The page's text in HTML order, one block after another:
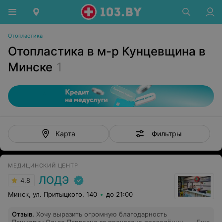
Отопластика
Отопластика в м-р Кунцевщина в
Минске 1
Карта Фильтры
МЕДИЦИНСКИЙ ЦЕНТР
4.8 ЛОДЭ
Минск, ул. Притыцкого, 140 до 21:00
Отзыв. Хочу выразить огромную благодарность